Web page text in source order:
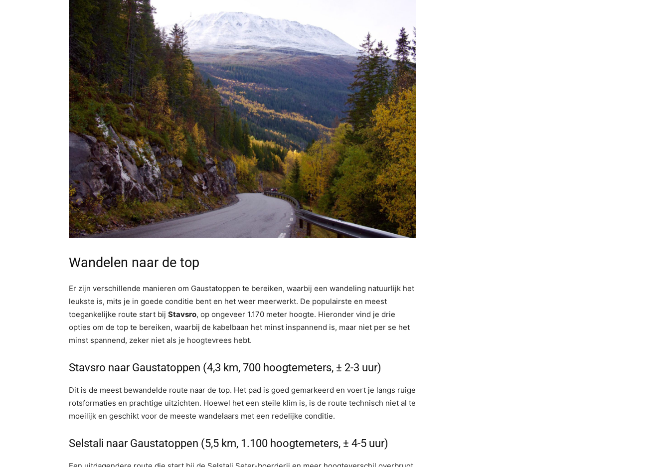
Wandelen naar de top
Er zijn verschillende manieren om Gaustatoppen te bereiken, waarbij een wandeling natuurlijk het
leukste is, mits je in goede conditie bent en het weer meerwerkt. De populairste en meest
toegankelijke route start bij Stavsro, op ongeveer 1.170 meter hoogte. Hieronder vind je drie
opties om de top te bereiken, waarbij de kabelbaan het minst inspannend is, maar niet per se het
minst spannend, zeker niet als je hoogtevrees hebt.
Stavsro naar Gaustatoppen (4,3 km, 700 hoogtemeters, ± 2-3 uur)
Dit is de meest bewandelde route naar de top. Het pad is goed gemarkeerd en voert je langs ruige
rotsformaties en prachtige uitzichten. Hoewel het een steile klim is, is de route technisch niet al te
moeilijk en geschikt voor de meeste wandelaars met een redelijke conditie.
Selstali naar Gaustatoppen (5,5 km, 1.100 hoogtemeters, ± 4-5 uur)